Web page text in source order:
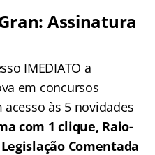
Assinatura
IMEDIATO a
em concursos
às 5 novidades
com 1 clique, Raio-
Comentada